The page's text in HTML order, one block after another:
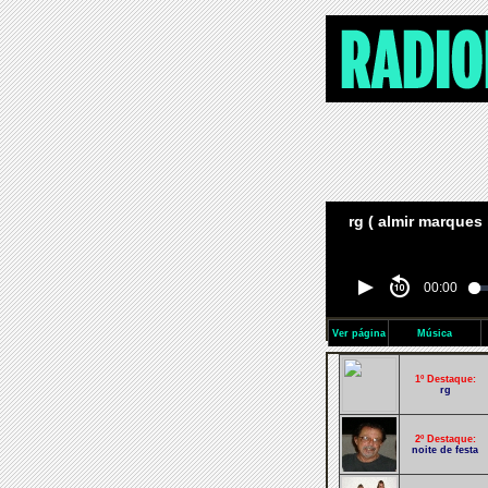
rg ( almir marques
00:00
Ver página Música
1º Destaque:
rg
2º Destaque:
noite de festa